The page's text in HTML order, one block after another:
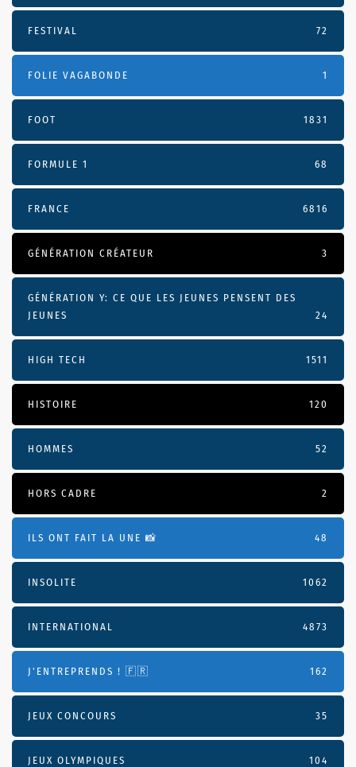
FESTIVAL 72
FOLIE VAGABONDE 1
FOOT 1831
FORMULE 1 68
FRANCE 6816
GÉNÉRATION CRÉATEUR 3
GÉNÉRATION Y: CE QUE LES JEUNES PENSENT DES
JEUNES
24
HIGH TECH 1511
HISTOIRE 120
HOMMES 52
HORS CADRE 2
ILS ONT FAIT LA UNE 📸 48
INSOLITE 1062
INTERNATIONAL 4873
J'ENTREPRENDS ! 🇫🇷 162
JEUX CONCOURS 35
JEUX OLYMPIQUES 104